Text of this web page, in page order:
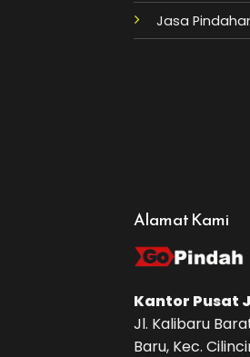
Jasa
Alamat Kami
Kantor Pusat
Jl. Kalibaru
Baru, Kec.